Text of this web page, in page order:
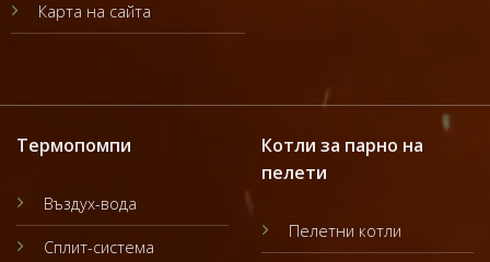
Карта на сайта
Термопомпи
Въздух-вода
Сплит-система
Котли за парно на
пелети
Пелетни котли